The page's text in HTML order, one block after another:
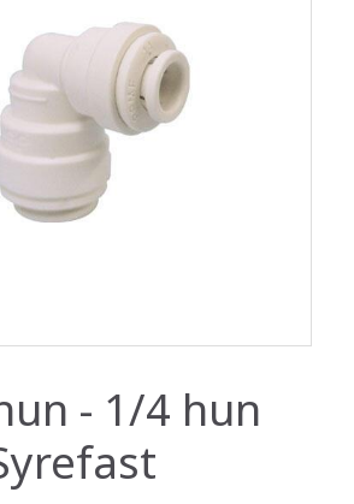
- 1/4 hun